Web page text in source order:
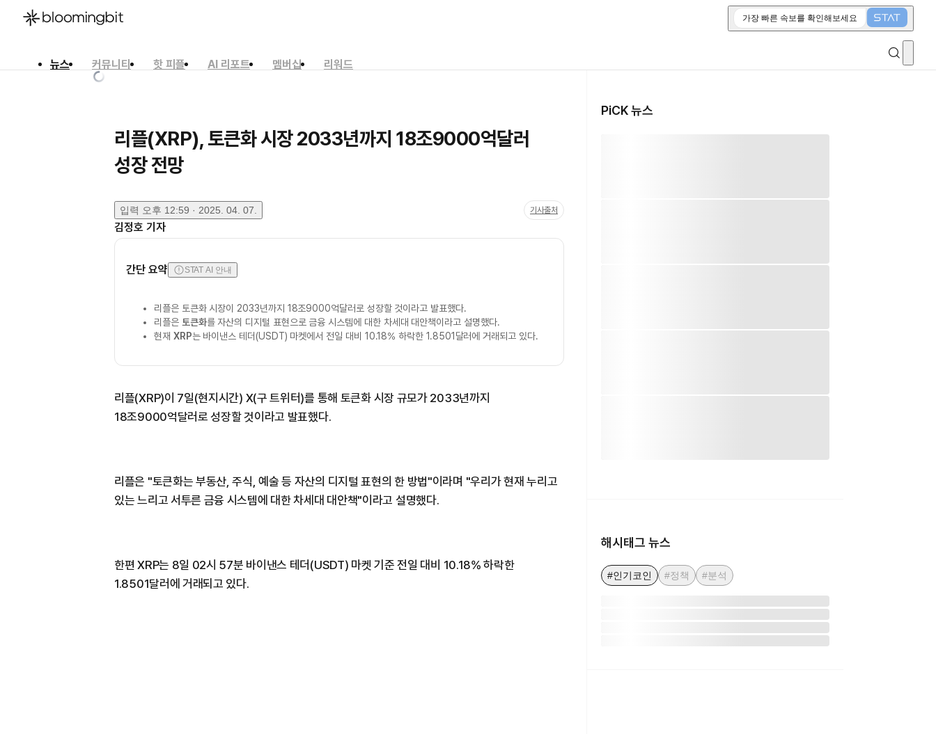
가장 빠른 속보를 확인해보세요
뉴스 커뮤니티 핫 피플 AI 리포트 멤버십
리워드
리플(XRP), 토큰화 시장 2033년까지 18조9000억달러
성장 전망
입력 오후 12:59 · 2025. 04. 07. 기사출처
김정호 기자
간단 요약 STAT AI 안내
리플은 토큰화 시장이 2033년까지 18조9000억달러로 성장할 것이라고 발표했다.
리플은 토큰화를 자산의 디지털 표현으로 금융 시스템에 대한 차세대 대안책이라고 설명했다.
현재 XRP는 바이낸스 테더(USDT) 마켓에서 전일 대비 10.18% 하락한 1.8501달러에 거래되고 있다.
리플(XRP)이 7일(현지시간) X(구 트위터)를 통해 토큰화 시장 규모가 2033년까지
18조9000억달러로 성장할 것이라고 발표했다.
리플은 "토큰화는 부동산, 주식, 예술 등 자산의 디지털 표현의 한 방법"이라며 "우리가 현재 누리고
있는 느리고 서투른 금융 시스템에 대한 차세대 대안책"이라고 설명했다.
한편 XRP는 8일 02시 57분 바이낸스 테더(USDT) 마켓 기준 전일 대비 10.18% 하락한
1.8501달러에 거래되고 있다.
PiCK 뉴스
해시태그 뉴스
#인기코인 #정책 #분석